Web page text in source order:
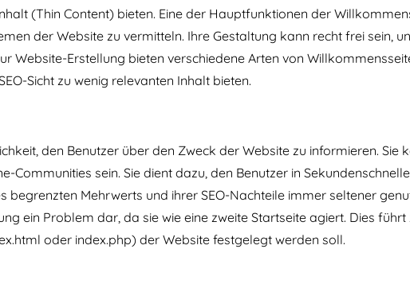
(Thin Content) bieten. Eine der Hauptfunktionen der
der Website zu vermitteln. Ihre Gestaltung kann recht frei sein,
Website-Erstellung bieten verschiedene Arten von
Sicht zu wenig relevanten Inhalt bieten.
den Benutzer über den Zweck der Website zu informieren. Sie
sein. Sie dient dazu, den Benutzer in
Mehrwerts und ihrer SEO-Nachteile immer seltener
ein Problem dar, da sie wie eine zweite Startseite agiert. Dies
oder index.php) der Website festgelegt werden soll.